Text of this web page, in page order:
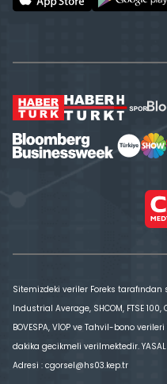
Sitemizdeki veriler Foreks tarafından
Industrial Average, SHCOM, FTSE 100,
BOVESPA, VİOP ve Tahvil-bono verileri
dakika gecikmeli verilmektedir. YASAL
Adresi : cgorsel@hs03.kep.tr